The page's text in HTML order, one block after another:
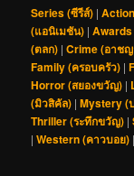
Series (ซีรีส์) |
(แอนิเมชัน) |Awards
(ตลก) |Crime (อาช
Family (ครอบครัว) |
Horror (สยองขวัญ) |
(มิวสิคัล) |Mystery (
Thriller (ระทึกขวัญ) |
|Western (คาวบอย)